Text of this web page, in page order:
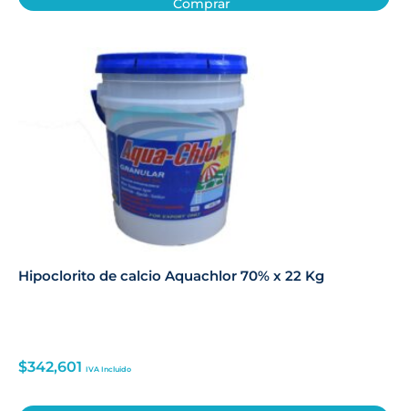
Comprar
Hipoclorito de calcio Aquachlor 70% x 22 Kg
$342,601 IVA Incluido